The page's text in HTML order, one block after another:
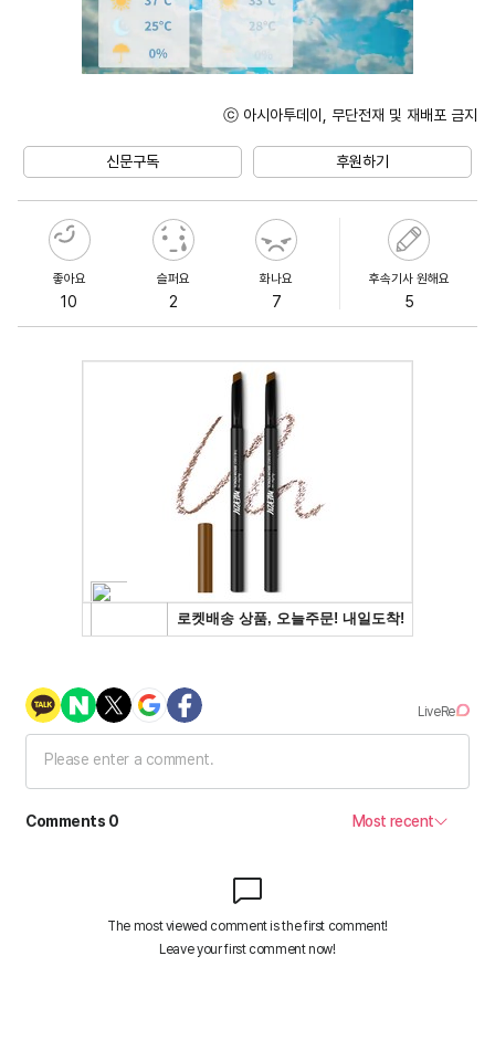
ⓒ 아시아투데이, 무단전재 및 재배포 금지
신문구독 후원하기
좋아요
10
슬퍼요
2
화나요
7
후속기사 원해요
5